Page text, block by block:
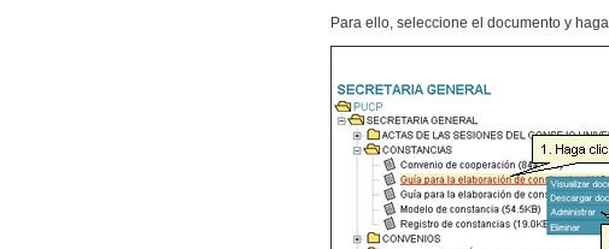
Para ello, seleccione el documento y